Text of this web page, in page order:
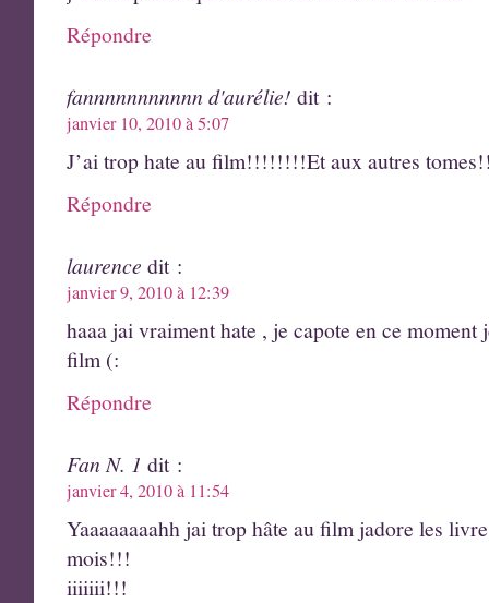
Répondre
fannnnnnnnnnn d'aurélie! dit :
janvier 10, 2010 à 5:07
J’ai trop hate au film!!!!!!!!Et aux autres
Répondre
laurence dit :
janvier 9, 2010 à 12:39
haaa jai vraiment hate , je capote en ce moment
film (:
Répondre
Fan N. 1 dit :
janvier 4, 2010 à 11:54
Yaaaaaaaahh jai trop hâte au film jadore les
mois!!!
iiiiiii!!!